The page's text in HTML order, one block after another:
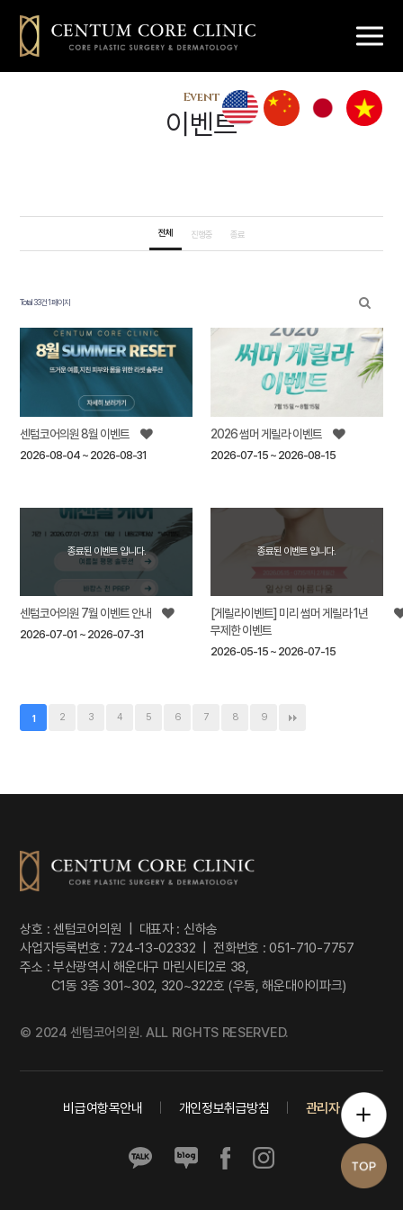
센텀 성형외과
여성성형
센텀코어의
해운대가슴성형
센텀코어의원
부산해운대
탈모 줄기세포
센텀코어의원
성형클리닉
리프팅클리닉
기능의학클리닉
메디컬에스테틱
커뮤니티
Event
이벤트
전체 진행중 종료
Total 33건1 페이지
센텀코어의원 8월 이벤트
2026-08-04 ~ 2026-08-31
2026 썸머 게릴라 이벤트
2026-07-15 ~ 2026-08-15
종료된 이벤트 입니다.
센텀코어의원 7월 이벤트 안내
2026-07-01 ~ 2026-07-31
종료된 이벤트 입니다.
[게릴라이벤트] 미리 썸머 게릴라 1년
무제한 이벤트
2026-05-15 ~ 2026-07-15
1 2 3 4 5 6 7 8 9
상호 : 센텀코어의원 | 대표자 : 신하송
사업자등록번호 : 724-13-02332 | 전화번호 : 051-710-7757
주소 : 부산광역시 해운대구 마린시티2로 38,
C1동 3층 301~302, 320~322호 (우동, 해운대아이파크)
© 2024 센텀코어의원. ALL RIGHTS RESERVED.
비급여항목안내 개인정보취급방침 관리자